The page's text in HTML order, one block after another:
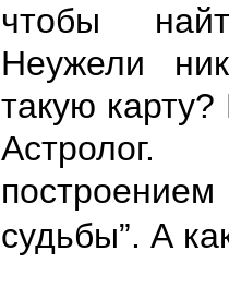
чтобы
Неужели
такую карту?
судьбы”. А